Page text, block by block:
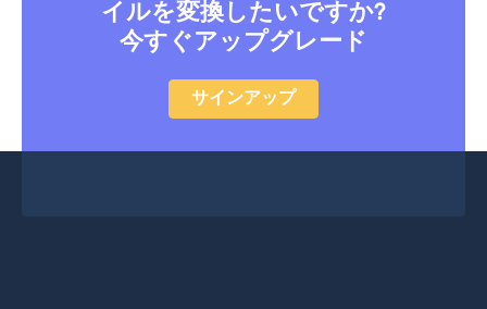
イルを変換したいですか?
今すぐアップグレード
サインアップ